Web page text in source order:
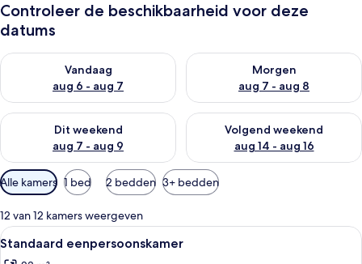
Controleer de beschikbaarheid voor deze
datums
Vandaag
aug 6 - aug 7
De beschikbaarheid controleren voor vanavond aug 6 - aug 7
Morgen
aug 7 - aug 8
De beschikbaarheid
Dit weekend
aug 7 - aug 9
De beschikbaarheid controleren voor dit weekend aug 7 -
Volgend weekend
aug 14 - aug 16
De beschikbaarheid
Beschikbare
filters
voor
kamers
Alle kamers 1 bed 2 bedden 3+ bedden
12 van 12 kamers weergeven
Alle
foto's
Een moderne slaapkamer met een
5
Standaard eenpersoonskamer